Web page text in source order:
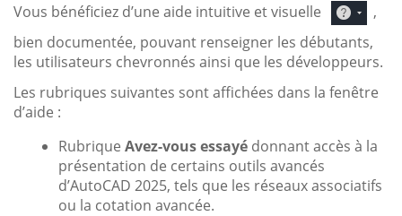
Vous bénéficiez d’une aide intuitive et visuelle
,
bien documentée, pouvant renseigner les débutants,
les utilisateurs chevronnés ainsi que les développeurs.
Les rubriques suivantes sont affichées dans la fenêtre
d’aide :
Rubrique Avez-vous essayé donnant accès à la
présentation de certains outils avancés
d’AutoCAD 2025, tels que les réseaux associatifs
ou la cotation avancée.